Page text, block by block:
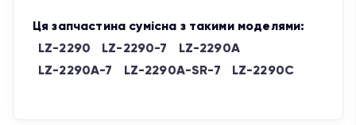
Ця запчастина сумісна з такими моделями:
LZ-2290
LZ-2290-7
LZ-2290A
LZ-2290A-7
LZ-2290A-SR-7 LZ-2290C